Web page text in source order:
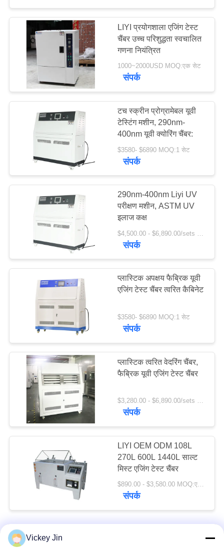
LIYI प्रयोगशाला एजिंग टेस्ट
चैंबर उच्च परिशुद्धता स्वचालित
गणना नियंत्रित
1000~2000USD MOQ:एक सेट
संपर्क
टच स्क्रीन प्रोग्रामेबल यूवी
टेस्टिंग मशीन, 290nm-
400nm यूवी क्योरिंग चैंबर:
$3580- $6890 MOQ:1 सेट
संपर्क
290nm-400nm Liyi UV
परीक्षण मशीन, ASTM UV
इलाज कक्ष
संपर्क
प्लास्टिक अपक्षय फैब्रिक यूवी
एजिंग टेस्ट चैंबर त्वरित कैबिनेट
$3580- $6890 MOQ:1 सेट
संपर्क
प्लास्टिक त्वरित वेदरिंग चैंबर,
फैब्रिक यूवी एजिंग टेस्ट चैंबर
$3,280.00 - $6,890.00/sets MOQ:1 सेट
संपर्क
LIYI OEM ODM 108L
270L 600L 1440L साल्ट
मिस्ट एजिंग टेस्ट चैंबर
$890.00 - $3,580.00 MOQ:एक सेट
संपर्क
Vickey Jin